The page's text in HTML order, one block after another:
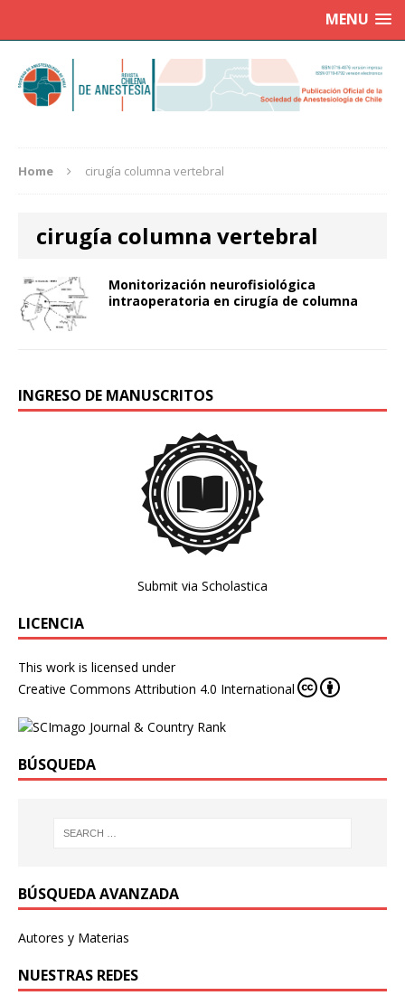
MENU
Home cirugía columna vertebral
cirugía columna vertebral
Monitorización neurofisiológica
intraoperatoria en cirugía de columna
INGRESO DE MANUSCRITOS
Submit via Scholastica
LICENCIA
This work is licensed under
Creative Commons Attribution 4.0 International
BÚSQUEDA
BÚSQUEDA AVANZADA
Autores y Materias
NUESTRAS REDES